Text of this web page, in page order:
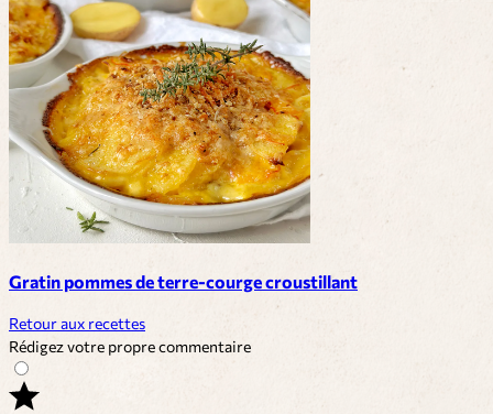
Gratin pommes de terre-courge croustillant
Retour aux recettes
Rédigez votre propre commentaire